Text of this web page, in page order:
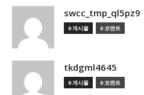
swcc_tmp_ql5pz9
0 게시물 0 코멘트
tkdgml4645
0 게시물 0 코멘트